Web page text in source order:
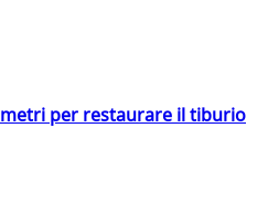
per restaurare il tiburio